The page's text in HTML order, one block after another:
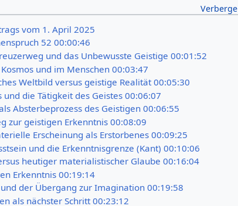
vom 1. April 2025
52 00:00:46
und das Unbewusste Geistige 00:01:52
und im Menschen 00:03:47
Weltbild versus geistige Realität 00:05:30
die Tätigkeit des Geistes 00:06:07
Absterbeprozess des Geistigen 00:06:55
zur geistigen Erkenntnis 00:08:09
Erscheinung als Erstorbenes 00:09:25
und die Erkenntnisgrenze (Kant) 00:10:06
heutiger materialistischer Glaube 00:16:04
Erkenntnis 00:19:14
der Übergang zur Imagination 00:19:58
als nächster Schritt 00:23:12